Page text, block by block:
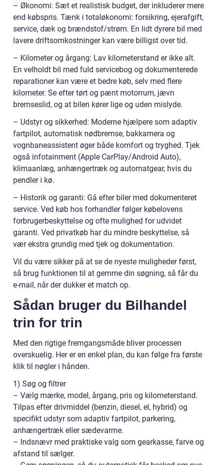
– Økonomi: Sæt et realistisk budget, der inkluderer mere
end købspris. Tænk i totaløkonomi: forsikring, ejerafgift,
service, dæk og brændstof/strøm. En lidt dyrere bil med
lavere driftsomkostninger kan være billigst over tid.
– Kilometer og årgang: Lav kilometerstand er ikke alt.
En velholdt bil med fuld servicebog og dokumenterede
reparationer kan være et bedre køb, selv med flere
kilometer. Se efter tørt og pænt motorrum, jævn
bremseslid, og at bilen kører lige og uden mislyde.
– Udstyr og sikkerhed: Moderne hjælpere som adaptiv
fartpilot, automatisk nødbremse, bakkamera og
vognbaneassistent øger både komfort og tryghed. Tjek
også infotainment (Apple CarPlay/Android Auto),
klimaanlæg, anhængertræk og automatgear, hvis du
pendler i kø.
– Historik og garanti: Gå efter biler med dokumenteret
service. Ved køb hos forhandler følger købelovens
forbrugerbeskyttelse og ofte mulighed for udvidet
garanti. Ved privatkøb har du mindre beskyttelse, så
vær ekstra grundig med tjek og dokumentation.
Vil du være sikker på at se de nyeste muligheder først,
så brug funktionen til at gemme din søgning, så får du
e-mail, når der dukker et match op.
Sådan bruger du Bilhandel
trin for trin
Med den rigtige fremgangsmåde bliver processen
overskuelig. Her er en enkel plan, du kan følge fra første
klik til nøgler i hånden.
1) Søg og filtrer
– Vælg mærke, model, årgang, pris og kilometerstand.
Tilpas efter drivmiddel (benzin, diesel, el, hybrid) og
specifikt udstyr som adaptiv fartpilot, parkering,
anhængertræk eller sædevarme.
– Indsnævr med praktiske valg som gearkasse, farve og
afstand til sælger.